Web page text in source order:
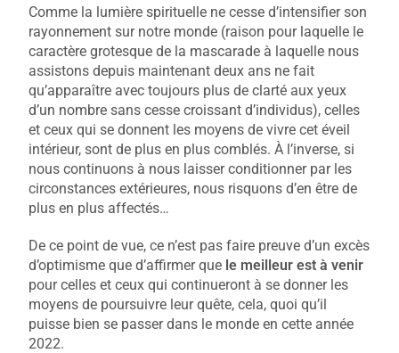
Comme la lumière spirituelle ne cesse d’intensifier son
rayonnement sur notre monde (raison pour laquelle le
caractère grotesque de la mascarade à laquelle nous
assistons depuis maintenant deux ans ne fait
qu’apparaître avec toujours plus de clarté aux yeux
d’un nombre sans cesse croissant d’individus), celles
et ceux qui se donnent les moyens de vivre cet éveil
intérieur, sont de plus en plus comblés. À l’inverse, si
nous continuons à nous laisser conditionner par les
circonstances extérieures, nous risquons d’en être de
plus en plus affectés…
De ce point de vue, ce n’est pas faire preuve d’un excès
d’optimisme que d’affirmer que le meilleur est à venir
pour celles et ceux qui continueront à se donner les
moyens de poursuivre leur quête, cela, quoi qu’il
puisse bien se passer dans le monde en cette année
2022.